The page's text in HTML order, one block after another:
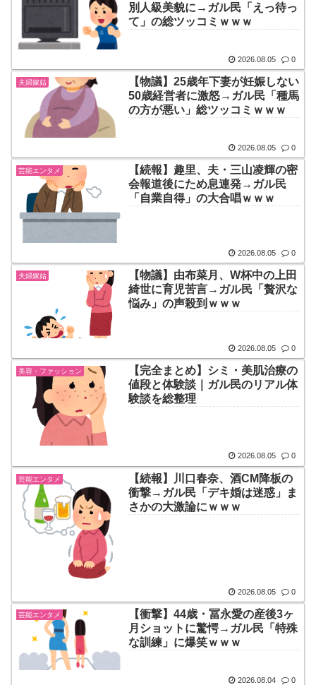
別人級美貌に→ガル民「えっ待っ
て」の総ツッコミｗｗｗ
2026.08.05 0
夫婦嫁姑
【物議】25歳年下妻が妊娠しない
50歳経営者に激怒→ガル民「種馬
の方が悪い」総ツッコミｗｗｗ
2026.08.05 0
芸能エンタメ
【続報】趣里、夫・三山凌輝の密
会報道後にため息連発→ガル民
「自業自得」の大合唱ｗｗｗ
2026.08.05 0
夫婦嫁姑
【物議】由布菜月、W杯中の上田
綺世に育児苦言→ガル民「贅沢な
悩み」の声殺到ｗｗｗ
2026.08.05 0
美容・ファッション
【完全まとめ】シミ・美肌治療の
値段と体験談｜ガル民のリアル体
験談を総整理
2026.08.05 0
芸能エンタメ
【続報】川口春奈、酒CM降板の
衝撃→ガル民「デキ婚は迷惑」ま
さかの大激論にｗｗｗ
2026.08.05 0
芸能エンタメ
【衝撃】44歳・冨永愛の産後3ヶ
月ショットに驚愕→ガル民「特殊
な訓練」に爆笑ｗｗｗ
2026.08.04 0